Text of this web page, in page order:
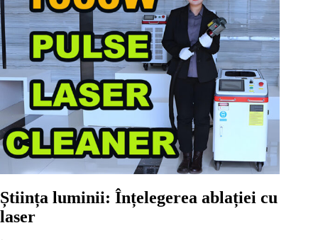
Știința luminii: Înțelegerea ablației cu
laser